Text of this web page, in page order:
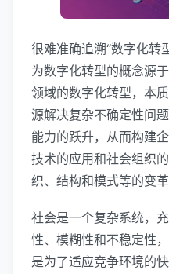
很难准确追溯“数字化转
为数字化转型的概念源
领域的数字化转型，本
源解决复杂不确定性问
能力的跃升，从而构建
技术的应用和社会组织
织、结构和模式等的变革
社会是一个复杂系统，
性、模糊性和不稳定性
是为了适应竞争环境的